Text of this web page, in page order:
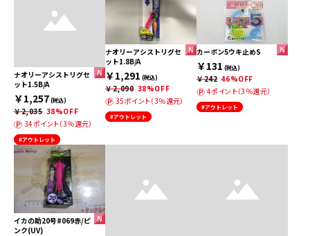
ナオリーアシストリグセ
ット1.5B/A
￥1,257(税込)
￥2,035 38%OFF
34ポイント（3％還元）
#アウトレット
ナオリーアシストリグセ
ット1.8B/A
￥1,291 (税込)
￥2,090 38%OFF
35ポイント（3％還元）
#アウトレット
カーボン5ウキ止めS
￥131 (税込)
￥242 46%OFF
4ポイント（3％還元）
#アウトレット
イカの助20号#069赤/ピ
ンク(UV)